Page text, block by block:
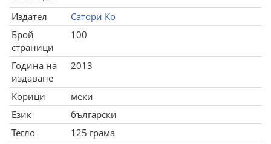
Издател
Сатори Ко
Брой
страници
100
Година на
издаване
2013
Корици
меки
Език
български
Тегло
125 грама